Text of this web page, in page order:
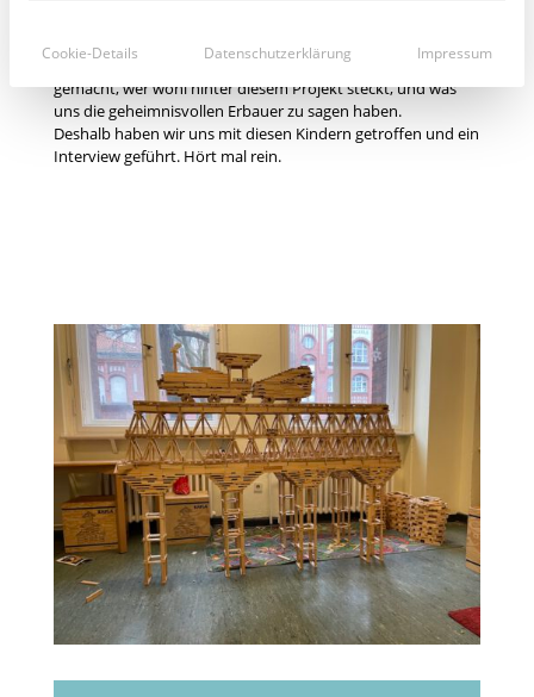
Das beeindruckende Ergebnis hat uns neugierig darauf
gemacht, wer wohl hinter diesem Projekt steckt, und was
uns die geheimnisvollen Erbauer zu sagen haben.
Deshalb haben wir uns mit diesen Kindern getroffen und ein
Interview geführt. Hört mal rein.
Cookie-Details Datenschutzerklärung Impressum